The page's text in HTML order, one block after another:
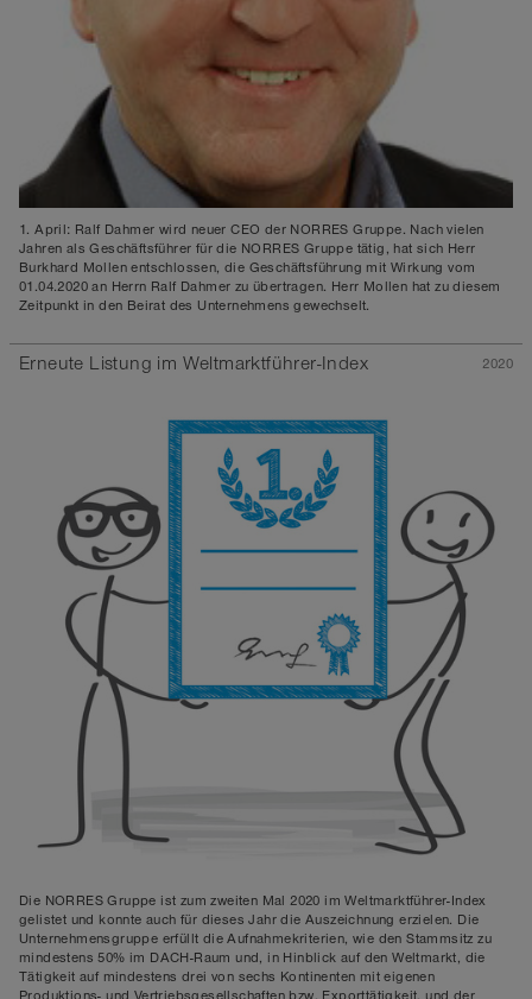
1. April: Ralf Dahmer wird neuer CEO der NORRES Gruppe. Nach vielen
Jahren als Geschäftsführer für die NORRES Gruppe tätig, hat sich Herr
Burkhard Mollen entschlossen, die Geschäftsführung mit Wirkung vom
01.04.2020 an Herrn Ralf Dahmer zu übertragen. Herr Mollen hat zu diesem
Zeitpunkt in den Beirat des Unternehmens gewechselt.
Erneute Listung im Weltmarktführer-Index 2020
Die NORRES Gruppe ist zum zweiten Mal 2020 im Weltmarktführer-Index
gelistet und konnte auch für dieses Jahr die Auszeichnung erzielen. Die
Unternehmensgruppe erfüllt die Aufnahmekriterien, wie den Stammsitz zu
mindestens 50% im DACH-Raum und, in Hinblick auf den Weltmarkt, die
Tätigkeit auf mindestens drei von sechs Kontinenten mit eigenen
Produktions- und Vertriebsgesellschaften bzw. Exporttätigkeit. und der